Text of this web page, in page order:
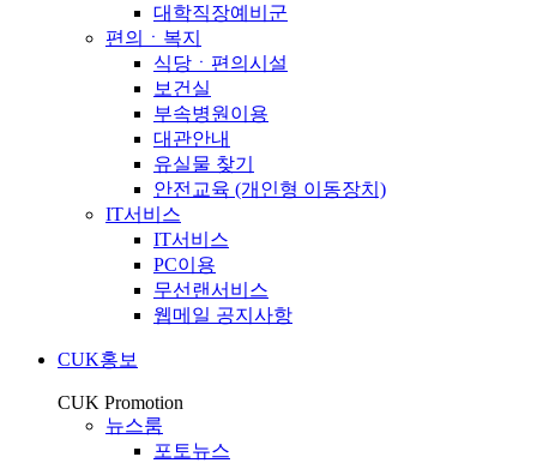
대학직장예비군
편의ㆍ복지
식당ㆍ편의시설
보건실
부속병원이용
대관안내
유실물 찾기
안전교육 (개인형 이동장치)
IT서비스
IT서비스
PC이용
무선랜서비스
웹메일 공지사항
CUK홍보
CUK Promotion
뉴스룸
포토뉴스